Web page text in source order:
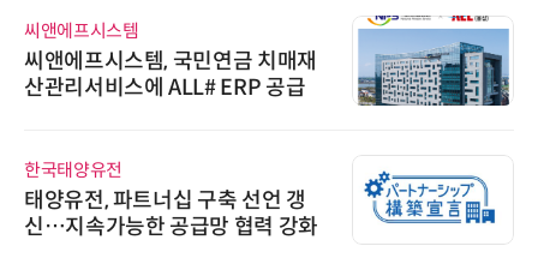
, 국민연금 치매재
ALL# ERP 공급
너십 구축 선언 갱
공급망 협력 강화
로옴세미컨덕터코
로옴, 업계 최
구현한 차량용
디에스앤지
디에스앤지,
26' 참가 성료
우르는 통합 솔